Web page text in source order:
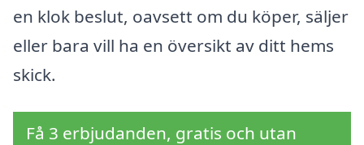
en klok beslut, oavsett om du köper, säljer
eller bara vill ha en översikt av ditt hems
skick.
Få 3 erbjudanden, gratis och utan